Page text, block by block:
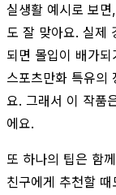
실생활 예시로 보
도 잘 맞아요. 실제
되면 몰입이 배가
스포츠만화 특유의
요. 그래서 이 작품
에요.
또 하나의 팁은 함
친구에게 추천할